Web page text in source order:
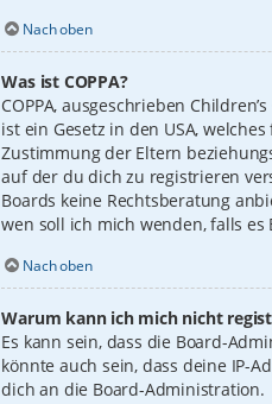
Nach oben
Was ist COPPA?
COPPA, ausgeschrieben
ist ein Gesetz in den USA,
Zustimmung der Eltern
auf der du dich zu registrieren
Boards keine Rechtsberatung
wen soll ich mich wenden, falls
Nach oben
Warum kann ich mich nicht
Es kann sein, dass die Board-
könnte auch sein, dass deine IP-
dich an die Board-Administration.